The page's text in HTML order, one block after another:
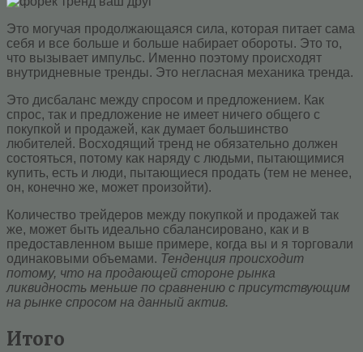
Это могучая продолжающаяся сила, которая питает сама
себя и все больше и больше набирает обороты. Это то,
что вызывает импульс. Именно поэтому происходят
внутридневные тренды. Это негласная механика тренда.
Это дисбаланс между спросом и предложением. Как
спрос, так и предложение не имеет ничего общего с
покупкой и продажей, как думает большинство
любителей. Восходящий тренд не обязательно должен
состояться, потому как наряду с людьми, пытающимися
купить, есть и люди, пытающиеся продать (тем не менее,
он, конечно же, может произойти).
Количество трейдеров между покупкой и продажей так
же, может быть идеально сбалансировано, как и в
предоставленном выше примере, когда вы и я торговали
одинаковыми объемами. Тенденция происходит
потому, что на продающей стороне рынка
ликвидность меньше по сравнению с присутствующим
на рынке спросом на данный актив.
Итого